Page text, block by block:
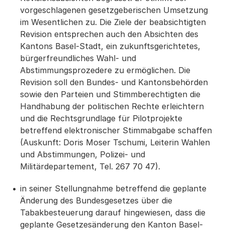
vorgeschlagenen gesetzgeberischen Umsetzung
im Wesentlichen zu. Die Ziele der beabsichtigten
Revision entsprechen auch den Absichten des
Kantons Basel-Stadt, ein zukunftsgerichtetes,
bürgerfreundliches Wahl- und
Abstimmungsprozedere zu ermöglichen. Die
Revision soll den Bundes- und Kantonsbehörden
sowie den Parteien und Stimmberechtigten die
Handhabung der politischen Rechte erleichtern
und die Rechtsgrundlage für Pilotprojekte
betreffend elektronischer Stimmabgabe schaffen
(Auskunft: Doris Moser Tschumi, Leiterin Wahlen
und Abstimmungen, Polizei- und
Militärdepartement, Tel. 267 70 47).
in seiner Stellungnahme betreffend die geplante
Änderung des Bundesgesetzes über die
Tabakbesteuerung darauf hingewiesen, dass die
geplante Gesetzesänderung den Kanton Basel-